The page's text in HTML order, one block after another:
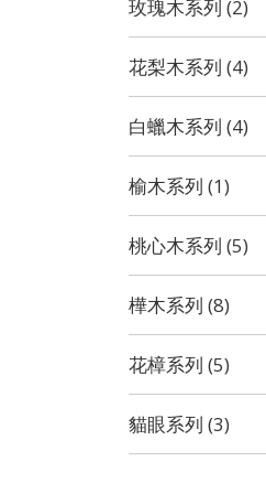
玫瑰木系列 (2)
花梨木系列 (4)
白蠟木系列 (4)
榆木系列 (1)
桃心木系列 (5)
樺木系列 (8)
花樟系列 (5)
貓眼系列 (3)